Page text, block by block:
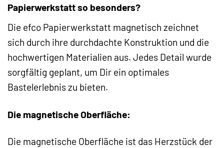
Papierwerkstatt so besonders?
Die efco Papierwerkstatt magnetisch zeichnet
sich durch ihre durchdachte Konstruktion und die
hochwertigen Materialien aus. Jedes Detail wurde
sorgfältig geplant, um Dir ein optimales
Bastelerlebnis zu bieten.
Die magnetische Oberfläche:
Die magnetische Oberfläche ist das Herzstück der